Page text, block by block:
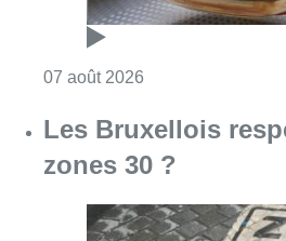
07 août 2026
Les Bruxellois
zones 30 ?